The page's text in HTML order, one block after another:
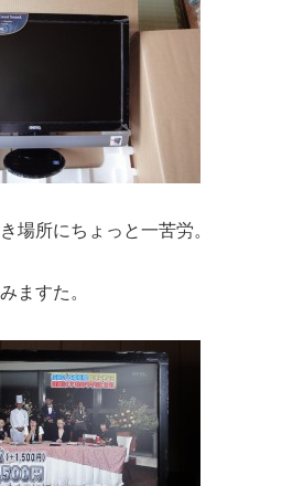
場所にちょっと一苦労。
ますた。